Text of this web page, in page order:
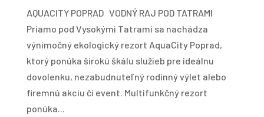
AQUACITY POPRAD VODNÝ RAJ POD TATRAMI
Priamo pod Vysokými Tatrami sa nachádza
výnimočný ekologický rezort AquaCity Poprad,
ktorý ponúka širokú škálu služieb pre ideálnu
dovolenku, nezabudnuteľný rodinný výlet alebo
firemnú akciu či event. Multifunkčný rezort
ponúka...